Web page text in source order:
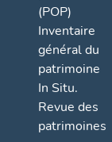
(POP)
Inventaire
général du
patrimoine
In Situ.
Revue des
patrimoines